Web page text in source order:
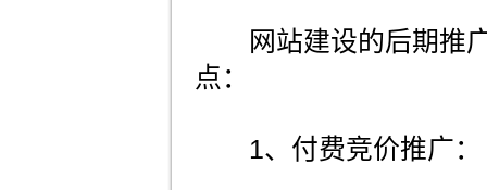
网站建设的后期推广
点：
1、付费竞价推广：